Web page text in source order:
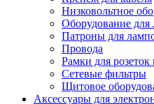
Низковольтное
Оборудование
Патроны для
Провода
Рамки для
Сетевые фильтры
Щитовое
Аксессуары для